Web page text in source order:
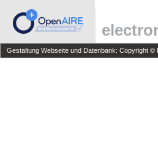
Gestaltung Webseite und Datenbank: Copyright